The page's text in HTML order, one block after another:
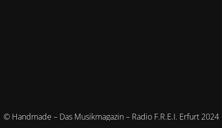
© Handmade – Das Musikmagazin – Radio F.R.E.I. Erfurt 2024